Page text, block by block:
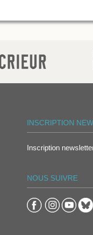
INSCRIPTION
Inscription
NOUS SUIVRE